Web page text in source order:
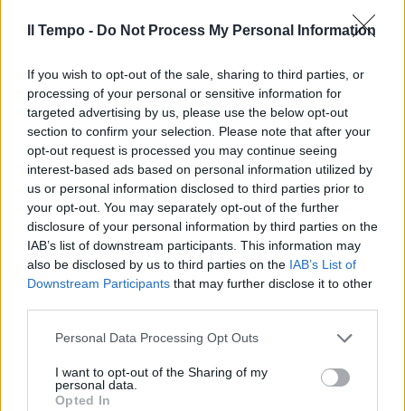
Il Tempo - Do Not Process My Personal Information
If you wish to opt-out of the sale, sharing to third parties, or
processing of your personal or sensitive information for
targeted advertising by us, please use the below opt-out
section to confirm your selection. Please note that after your
opt-out request is processed you may continue seeing
interest-based ads based on personal information utilized by
us or personal information disclosed to third parties prior to
your opt-out. You may separately opt-out of the further
disclosure of your personal information by third parties on the
IAB’s list of downstream participants. This information may
also be disclosed by us to third parties on the IAB’s List of
Downstream Participants that may further disclose it to other
Personal Data Processing Opt Outs
I want to opt-out of the Sharing of my
personal data.
Opted In
"Arrivano le donne rom e...":
22/11/2023
SICUREZZA STRADALE
Italiani alla guida distratti dai
21/11/2023
MICROCRIMINALITÀ
“Più sicurezza è una misura di
civiltà”. Chirico loda il governo
CONSIGLIO DEI MINISTRI